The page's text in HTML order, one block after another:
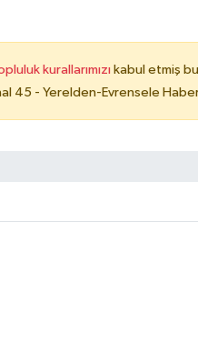
kurallarımızı kabul etmiş
45 - Yerelden-Evrensele